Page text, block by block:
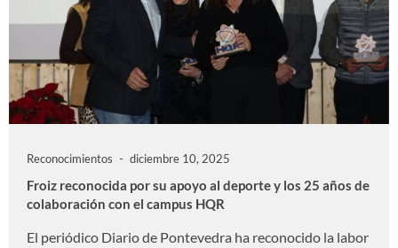
Reconocimientos diciembre 10, 2025
Froiz reconocida por su apoyo al deporte y los 25 años de
colaboración con el campus HQR
El periódico Diario de Pontevedra ha reconocido la labor